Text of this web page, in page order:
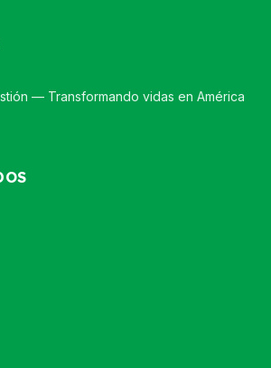
— Transformando vidas en América